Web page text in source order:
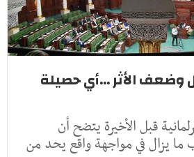
وضعف الأثر ...أي حصيلة
قبل الأخيرة يتضح أن
يزال في مواجهة واقع يحد من